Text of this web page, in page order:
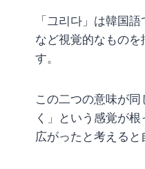
「그리다」は韓国
など視覚的なもの
す。
この二つの意味が
く」という感覚が
広がったと考えると